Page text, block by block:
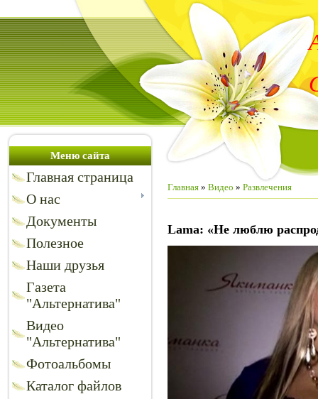
Меню сайта
Главная страница
О нас
Документы
Полезное
Наши друзья
Газета
"Альтернатива"
Видео
"Альтернатива"
Фотоальбомы
Каталог файлов
Главная » Видео » Развлечения
Lama: «Не люблю